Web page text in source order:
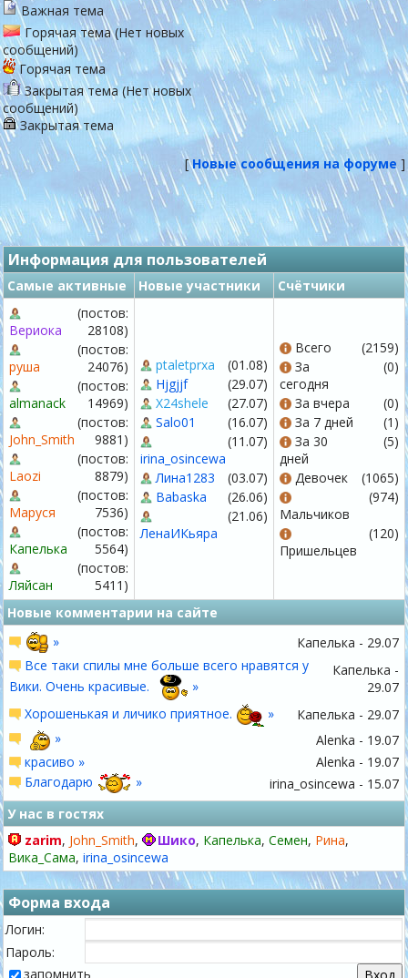
Важная тема
Горячая тема (Нет новых
сообщений)
Горячая тема
Закрытая тема (Нет новых
сообщений)
Закрытая тема
[Новые сообщения на форуме ]
Информация для пользователей
Самые активные Новые участники Счётчики
Вериока
(постов:
28108)
руша
(постов:
24076)
almanack
(постов:
14969)
John_Smith
(постов:
9881)
Laozi
(постов:
8879)
Маруся
(постов:
7536)
Капелька
(постов:
5564)
Ляйсан
(постов:
5411)
ptaletprxa
(01.08)
Hjgjjf
(29.07)
X24shele
(27.07)
Salo01
(16.07)
irina_osincewa
(11.07)
Лина1283
(03.07)
Babaska
(26.06)
ЛенаИКьяра
(21.06)
Всего
(2159)
За
сегодня
(0)
За вчера
(0)
За 7 дней
(1)
За 30
дней
(5)
Девочек (1065)
Мальчиков
(974)
Пришельцев
(120)
Новые комментарии на сайте
»
Капелька - 29.07
Все таки спилы мне больше всего нравятся у
Вики. Очень красивые.
»
Капелька -
29.07
Хорошенькая и личико приятное.
»
Капелька - 29.07
»
Alenka - 19.07
красиво »
Alenka - 19.07
Благодарю
»
irina_osincewa - 15.07
У нас в гостях
zarim, John_Smith, Шико, Капелька, Семен, Рина,
Вика_Сама, irina_osincewa
Форма входа
Логин:
Пароль:
запомнить